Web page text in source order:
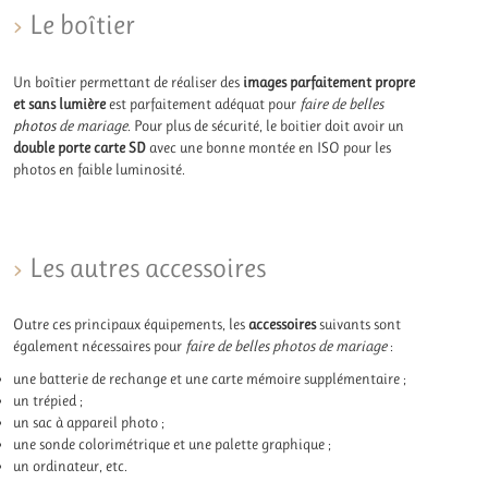
Le boîtier
Un boîtier permettant de réaliser des images parfaitement propre
et sans lumièreest parfaitement adéquat pour faire de belles
photos de mariage. Pour plus de sécurité, le boitier doit avoir un
double porte carte SDavec une bonne montée en ISO pour les
photos en faible luminosité.
Les autres accessoires
Outre ces principaux équipements, lesaccessoiressuivants sont
également nécessaires pour faire de belles photos de mariage:
une batterie de rechange et une carte mémoire supplémentaire ;
un trépied ;
un sac à appareil photo ;
une sonde colorimétrique et une palette graphique ;
un ordinateur, etc.